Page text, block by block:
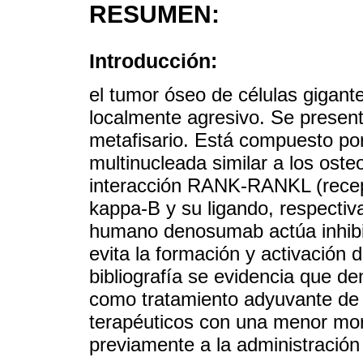
RESUMEN:
Introducción:
el tumor óseo de células
localmente agresivo. Se
metafisario. Está compuesto
multinucleada similar a los
interacción RANK-RANKL
kappa-B y su ligando,
humano denosumab actúa
evita la formación y activación
bibliografía se evidencia que
como tratamiento adyuvante
terapéuticos con una menor
previamente a la